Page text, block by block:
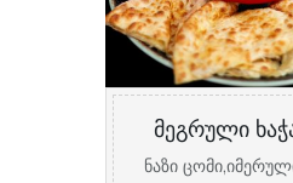
მეგრული
ნაზი